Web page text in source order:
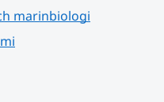
marinbiologi